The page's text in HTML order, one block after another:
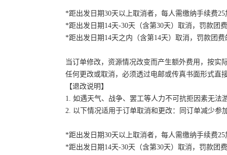
*距出发日期30天以上取消者，每人需缴纳手续费
*距出发日期14天-30天（含第30天）取消，罚款团
*距出发日期14天之内（含第14天）取消，罚款团费
当订单修改，资源情况改变而产生额外费用，按实
任何更改或取消，必须透过电邮或传真书面形式直
【退改说明】
1. 如遇天气、战争、罢工等人力不可抗拒因素无
2. 以下情况适用于订单取消和更改：同订单减少
*距出发日期30天以上取消者，每人需缴纳手续费
*距出发日期14天-30天（含第30天）取消，罚款团